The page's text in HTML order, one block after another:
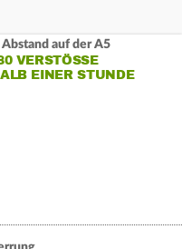
auf der A5
VERSTÖSSE I
EINER STUNDE